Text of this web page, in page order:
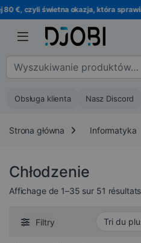
Przejdź do nawigacji
Przejdź do treści
czyli świetna okazja, która sprawia
Wyszukaj :
Obsługa klienta Nasz Discord
Strona główna Informatyka
Chłodzenie
Affichage de 1–35 sur 51 résultats
Filtry